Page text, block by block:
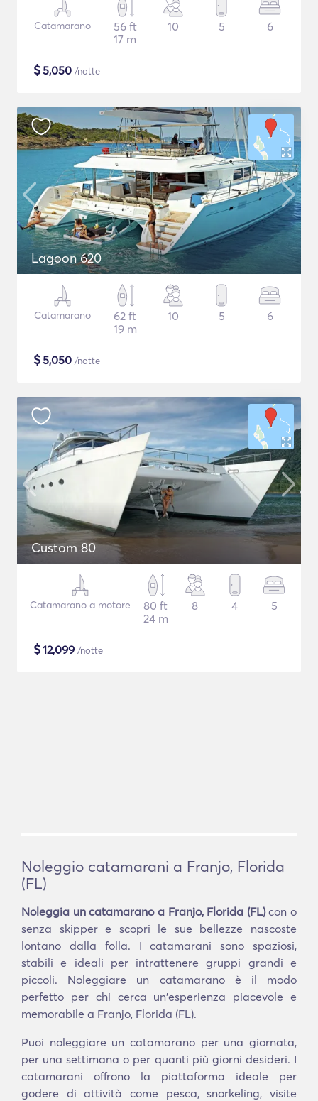
Catamarano
56 ft
17 m
10 5 6
$5,050 /notte
Lagoon 620
Catamarano
62 ft
19 m
10 5 6
$5,050 /notte
Custom 80
Catamarano a motore
80 ft
24 m
8 4 5
$12,099 /notte
Noleggio catamarani a Franjo, Florida
(FL)
Noleggia un catamarano a Franjo, Florida (FL)con o
senza skipper e scopri le sue bellezze nascoste
lontano dalla folla. I catamarani sono spaziosi,
stabili e ideali per intrattenere gruppi grandi e
piccoli. Noleggiare un catamarano è il modo
perfetto per chi cerca un'esperienza piacevole e
memorabile a Franjo, Florida (FL).
Puoi noleggiare un catamarano per una giornata,
per una settimana o per quanti più giorni desideri. I
catamarani offrono la piattaforma ideale per
godere di attività come pesca, snorkeling, visite